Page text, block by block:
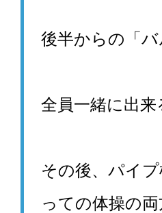
後半からの「
全員一緒に出
その後、パイ
っての体操の